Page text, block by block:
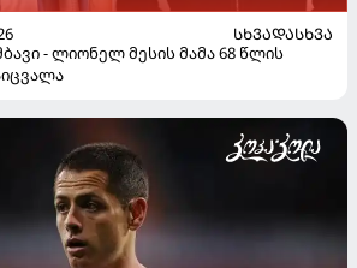
ᲡᲮᲕᲐᲓᲐᲡᲮᲕᲐ
- ლიონელ მესის მამა 68 წლის